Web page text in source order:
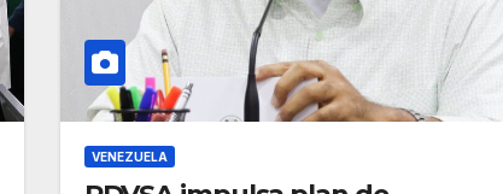
VENEZUELA